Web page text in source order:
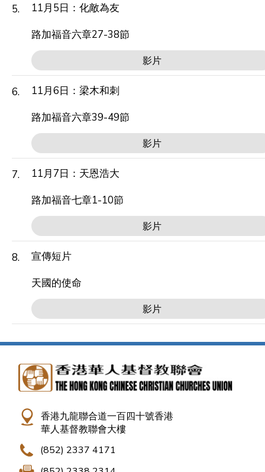
5.
11月5日：化敵為友
路加福音六章27-38節
影片
6.
11月6日：梁木和刺
路加福音六章39-49節
影片
7.
11月7日：天恩浩大
路加福音七章1-10節
影片
8.
宣傳短片
天國的使命
影片
香港九龍聯合道一百四十號香港
華人基督教聯會大樓
(852) 2337 4171